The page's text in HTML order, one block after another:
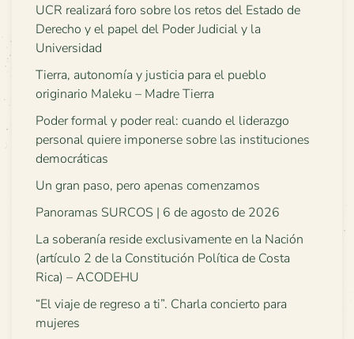
UCR realizará foro sobre los retos del Estado de
Derecho y el papel del Poder Judicial y la
Universidad
Tierra, autonomía y justicia para el pueblo
originario Maleku – Madre Tierra
Poder formal y poder real: cuando el liderazgo
personal quiere imponerse sobre las instituciones
democráticas
Un gran paso, pero apenas comenzamos
Panoramas SURCOS | 6 de agosto de 2026
La soberanía reside exclusivamente en la Nación
(artículo 2 de la Constitución Política de Costa
Rica) – ACODEHU
“El viaje de regreso a ti”. Charla concierto para
mujeres